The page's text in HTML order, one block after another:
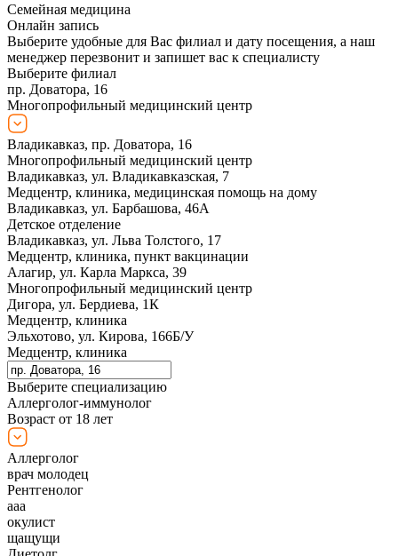
Семейная медицина
Онлайн запись
Выберите удобные для Вас филиал и дату посещения, а наш
менеджер перезвонит и запишет вас к специалисту
Выберите филиал
пр. Доватора, 16
Многопрофильный медицинский центр
Владикавказ, пр. Доватора, 16
Многопрофильный медицинский центр
Владикавказ, ул. Владикавказская, 7
Медцентр, клиника, медицинская помощь на дому
Владикавказ, ул. Барбашова, 46А
Детское отделение
Владикавказ, ул. Льва Толстого, 17
Медцентр, клиника, пункт вакцинации
Алагир, ул. Карла Маркса, 39
Многопрофильный медицинский центр
Дигора, ул. Бердиева, 1К
Медцентр, клиника
Эльхотово, ул. Кирова, 166Б/У
Медцентр, клиника
Выберите специализацию
Аллерголог-иммунолог
Возраст от 18 лет
Аллерголог
врач молодец
Рентгенолог
ааа
окулист
щащущи